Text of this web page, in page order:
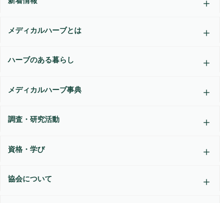
メディカルハーブとは
ハーブのある暮らし
メディカルハーブ事典
調査・研究活動
資格・学び
協会について